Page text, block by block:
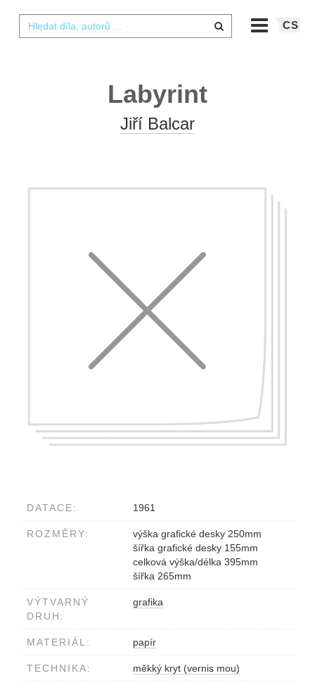
CS
Labyrint
Jiří Balcar
DATACE: 1961
ROZMĚRY:
výška grafické desky 250mm
šířka grafické desky 155mm
celková výška/délka 395mm
šířka 265mm
VÝTVARNÝ
DRUH:
grafika
MATERIÁL: papír
TECHNIKA: měkký kryt (vernis mou)